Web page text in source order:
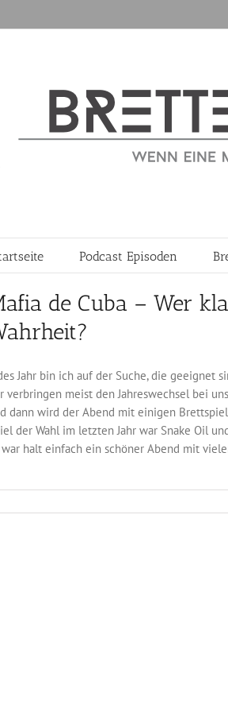
Podcast Episoden
de Cuba – Wer
Jahr bin ich auf der Suche, die geeignet
verbringen meist den Jahreswechsel bei
dann wird der Abend mit einigen
der Wahl im letzten Jahr war Snake Oil
war halt einfach ein schöner Abend mit